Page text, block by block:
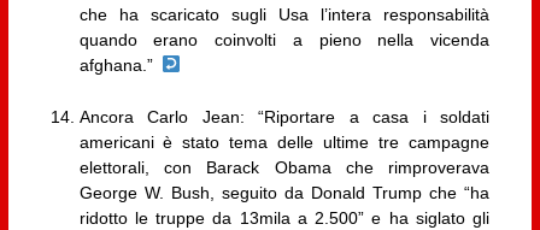
che ha scaricato sugli Usa l’intera responsabilità
quando erano coinvolti a pieno nella vicenda
afghana.”
Ancora Carlo Jean: “Riportare a casa i soldati
americani è stato tema delle ultime tre campagne
elettorali, con Barack Obama che rimproverava
George W. Bush, seguito da Donald Trump che “ha
ridotto le truppe da 13mila a 2.500” e ha siglato gli